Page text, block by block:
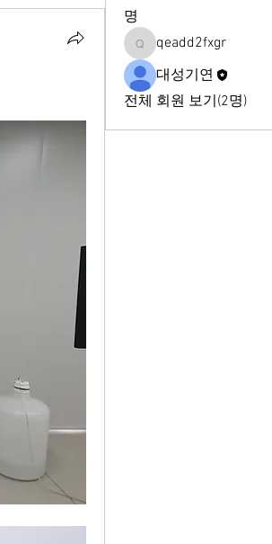
명
qeadd2fxgr
qeadd2fxgr
대성기연
전체 회원 보기(2명)